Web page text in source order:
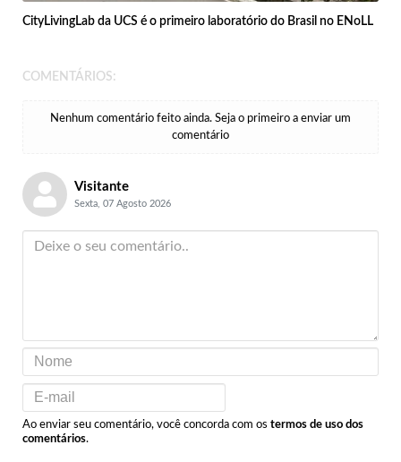
CityLivingLab da UCS é o primeiro laboratório do Brasil no ENoLL
COMENTÁRIOS:
Nenhum comentário feito ainda. Seja o primeiro a enviar um
comentário
Visitante
Sexta, 07 Agosto 2026
Ao enviar seu comentário, você concorda com os termos de uso dos
comentários.